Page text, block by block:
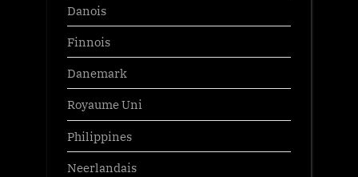
Danois
Finnois
Danemark
Royaume Uni
Philippines
Neerlandais